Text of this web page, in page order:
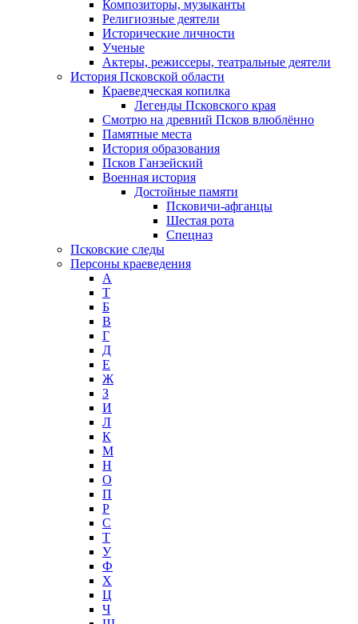
Композиторы, музыканты
Религиозные деятели
Исторические личности
Ученые
Актеры, режиссеры, театральные деятели
История Псковской области
Краеведческая копилка
Легенды Псковского края
Смотрю на древний Псков влюблённо
Памятные места
История образования
Псков Ганзейский
Военная история
Достойные памяти
Псковичи-афганцы
Шестая рота
Спецназ
Псковские следы
Персоны краеведения
А
T
Б
В
Г
Д
Е
Ж
З
И
Л
К
М
Н
О
П
Р
С
Т
У
Ф
Х
Ц
Ч